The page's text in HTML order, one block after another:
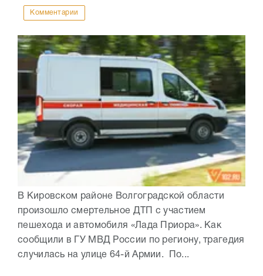
Комментарии
В Кировском районе Волгоградской области
произошло смертельное ДТП с участием
пешехода и автомобиля «Лада Приора». Как
сообщили в ГУ МВД России по региону, трагедия
случилась на улице 64-й Армии. По...